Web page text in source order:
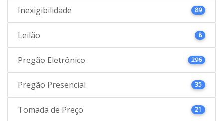
Inexigibilidade 89
Leilão 8
Pregão Eletrônico 296
Pregão Presencial 35
Tomada de Preço 21